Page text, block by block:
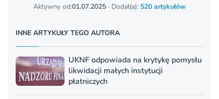
Aktywny od:01.07.2025 · Dodał(a): 520 artykułów
INNE ARTYKUŁY TEGO AUTORA
UKNF odpowiada na krytykę pomysłu
likwidacji małych instytucji
płatniczych